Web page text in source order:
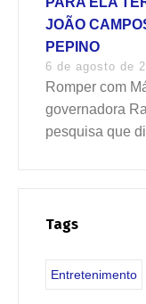
JOÃO
PEPINO
6 de agosto de
Romper com
governadora
pesquisa que
Tags
Entretenimento